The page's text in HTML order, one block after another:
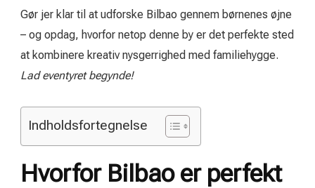
Gør jer klar til at udforske Bilbao gennem børnenes øjne
– og opdag, hvorfor netop denne by er det perfekte sted
at kombinere kreativ nysgerrighed med familiehygge.
Lad eventyret begynde!
Indholdsfortegnelse
Hvorfor Bilbao er perfekt